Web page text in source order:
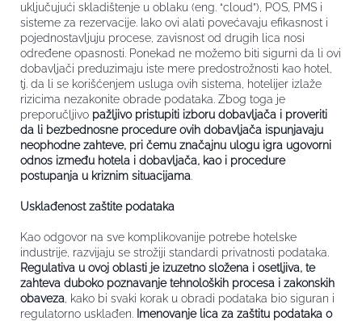
uključujući skladištenje u oblaku (eng. “cloud”), POS, PMS i
sisteme za rezervacije. Iako ovi alati povećavaju efikasnost i
pojednostavljuju procese, zavisnost od drugih lica nosi
određene opasnosti. Ponekad ne možemo biti sigurni da li ovi
dobavljači preduzimaju iste mere predostrožnosti kao hotel,
tj. da li se korišćenjem usluga ovih sistema, hotelijer izlaže
rizicima nezakonite obrade podataka. Zbog toga je
preporučljivo pažljivo pristupiti izboru dobavljača i proveriti
da li bezbednosne procedure ovih dobavljača ispunjavaju
neophodne zahteve, pri čemu značajnu ulogu igra ugovorni
odnos između hotela i dobavljača, kao i procedure
postupanja u kriznim situacijama.
Usklađenost zaštite podataka
Kao odgovor na sve komplikovanije potrebe hotelske
industrije, razvijaju se strožiji standardi privatnosti podataka.
Regulativa u ovoj oblasti je izuzetno složena i osetljiva, te
zahteva duboko poznavanje tehnoloških procesa i zakonskih
obaveza , kako bi svaki korak u obradi podataka bio siguran i
regulatorno usklađen. Imenovanje lica za zaštitu podataka o